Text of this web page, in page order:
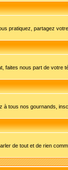
pratiquez, partagez
faites nous part de votre
à tous nos gournands,
de tout et de rien